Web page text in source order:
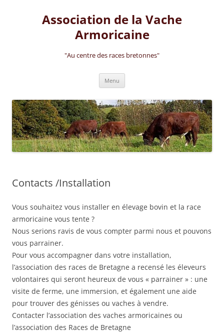
Association de la Vache
Armoricaine
"Au centre des races bretonnes"
Menu
Contacts /Installation
Vous souhaitez vous installer en élevage bovin et la race
armoricaine vous tente ?
Nous serions ravis de vous compter parmi nous et pouvons
vous parrainer.
Pour vous accompagner dans votre installation,
l’association des races de Bretagne a recensé les éleveurs
volontaires qui seront heureux de vous « parrainer » : une
visite de ferme, une immersion, et également une aide
pour trouver des génisses ou vaches à vendre.
Contacter l’association des vaches armoricaines ou
l’association des Races de Bretagne